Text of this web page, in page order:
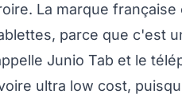
La marque
parce que c'est
Junio Tab et le
ultra low cost,